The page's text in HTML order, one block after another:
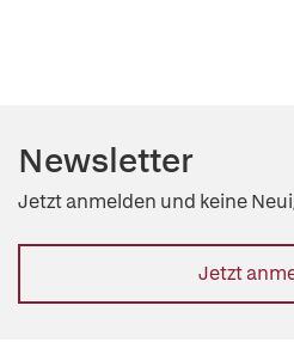
Newsletter
Jetzt anmelden und keine
Jetzt